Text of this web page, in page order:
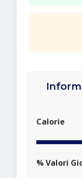
Calorie
% Valori